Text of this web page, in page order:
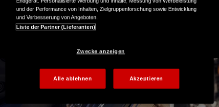
MEHR ERFAHREN
und der Performance von Inhalten, Zielgruppenforschung sowie Entwicklung
und Verbesserung von Angeboten.
Liste der Partner (Lieferanten)
Zwecke anzeigen
Alle ablehnen Akzeptieren